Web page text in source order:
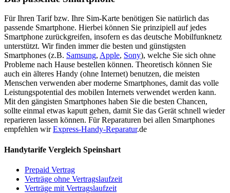
Für Ihren Tarif bzw. Ihre Sim-Karte benötigen Sie natürlich das
passende Smartphone. Hierbei können Sie prinzipiell auf jedes
Smartphone zurückgreifen, insofern es das deutsche Mobilfunknetz
unterstützt. Wir finden immer die besten und günstigsten
Smartphones (z.B. Samsung, Apple, Sony), welche Sie sich ohne
Probleme nach Hause bestellen können. Theoretisch können Sie
auch ein älteres Handy (ohne Internet) benutzen, die meisten
Menschen verwenden aber moderne Smartphones, damit das volle
Leistungspotential des mobilen Internets verwendet werden kann.
Mit den gängisten Smartphones haben Sie die besten Chancen,
sollte einmal etwas kaputt gehen, damit Sie das Gerät schnell wieder
reparieren lassen können. Für Reparaturen bei allen Smartphones
empfehlen wirExpress-Handy-Reparatur.de
Handytarife Vergleich Speinshart
Prepaid Vertrag
Verträge ohne Vertragslaufzeit
Verträge mit Vertragslaufzeit